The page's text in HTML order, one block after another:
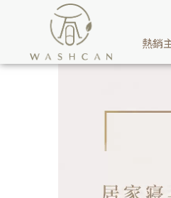
舒適好眠家居寢具 |天絲系列床包
熱銷